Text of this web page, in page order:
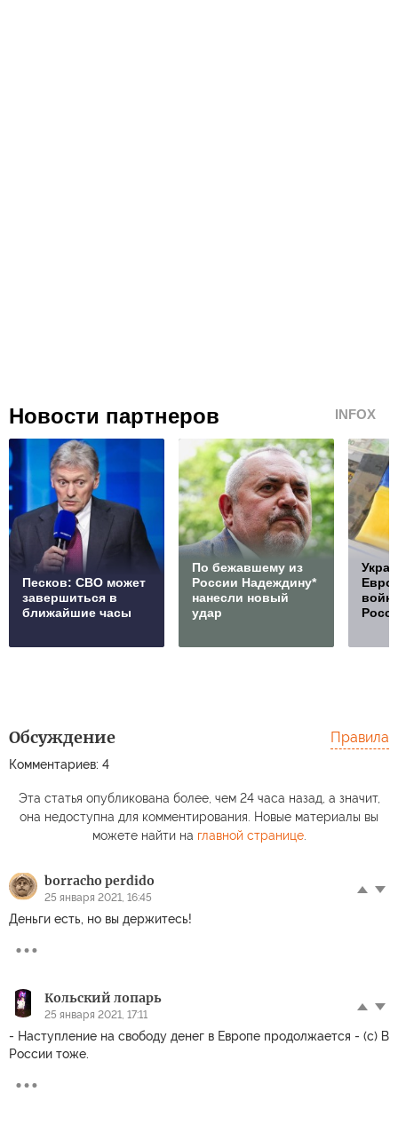
Новости партнеров INFOX
Песков: СВО может
завершиться в
ближайшие часы
По бежавшему из
России Надеждину*
нанесли новый
удар
Обсуждение
Комментариев: 4
Правила
Эта статья опубликована более, чем 24 часа назад, а значит,
она недоступна для комментирования. Новые материалы вы
можете найти на главной странице.
borracho perdido
25 января 2021, 16:45
Деньги есть, но вы держитесь!
Кольский лопарь
25 января 2021, 17:11
- Наступление на свободу денег в Европе продолжается - (с) В
России тоже.